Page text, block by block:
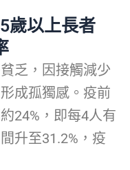
歲以上長者
乏，因接觸減少
成孤獨感。疫前
24%，即每4人有
升至31.2%，疫